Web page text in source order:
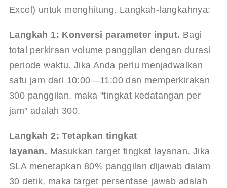
Excel) untuk menghitung. Langkah-langkahnya:
Langkah 1: Konversi parameter input. Bagi
total perkiraan volume panggilan dengan durasi
periode waktu. Jika Anda perlu menjadwalkan
satu jam dari 10:00—11:00 dan memperkirakan
300 panggilan, maka "tingkat kedatangan per
jam" adalah 300.
Langkah 2: Tetapkan tingkat
layanan. Masukkan target tingkat layanan. Jika
SLA menetapkan 80% panggilan dijawab dalam
30 detik, maka target persentase jawab adalah